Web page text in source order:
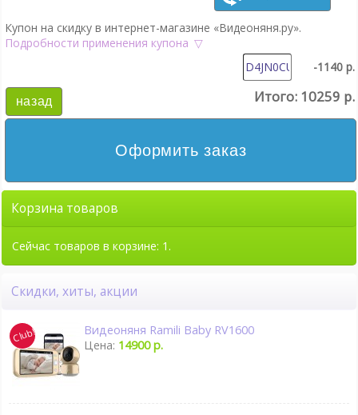
Купон на скидку в интернет-магазине «Видеоняня.ру».
Подробности применения купона
-1140 р.
назад Итого: 10259 р.
Оформить заказ
Корзина товаров
Сейчас товаров в корзине: 1.
Скидки, хиты, акции
Видеоняня Ramili Baby RV1600
Цена: 14900 р.